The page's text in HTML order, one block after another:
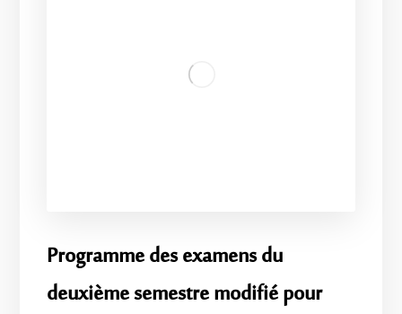
Programme des examens du
deuxième semestre modifié pour